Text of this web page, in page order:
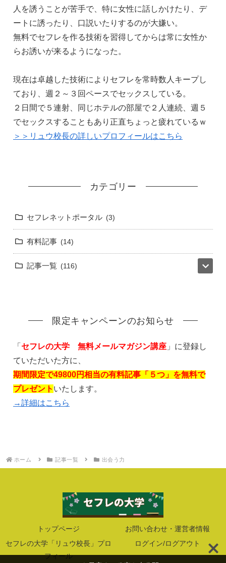
人を誘うことが苦手で、特に女性に話しかけたり、デ
ートに誘ったり、口説いたりするのが大嫌い。
無料でセフレを作る技術を習得してからは常に女性か
らお誘いが来るようになった。
現在は卓越した技術によりセフレを常時数人キープし
ており、週２～３回ペースでセックスしている。
２日間で５連射、同じホテルの部屋で２人連続、週５
でセックスすることもあり正直ちょっと疲れているｗ
＞＞リュウ校長の詳しいプロフィールはこちら
カテゴリー
セフレネットポータル 3
有料記事 14
記事一覧 116
限定キャンペーンのお知らせ
「 セフレの大学 無料メールマガジン講座 」に登録し
ていただいた方に、
期間限定で49800円相当の有料記事「５つ」を無料で
プレゼント いたします。
→詳細はこちら
ホーム 記事一覧 出会う力
トップページ
お問い合わせ・運営者情報
セフレの大学「リュウ校長」プロ
フィール
ログイン/ログアウト